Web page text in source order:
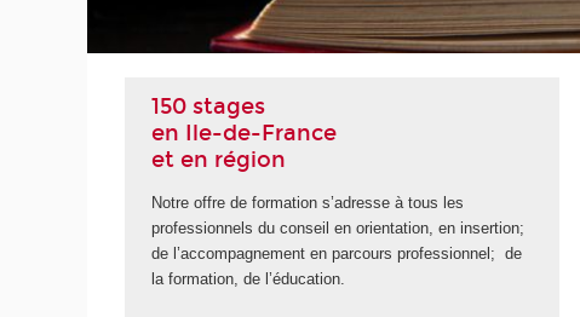
150 stages
en Ile-de-France
et en région
Notre offre de formation s’adresse à tous les
professionnels du conseil en orientation, en insertion;
de l’accompagnement en parcours professionnel; de
la formation, de l’éducation.